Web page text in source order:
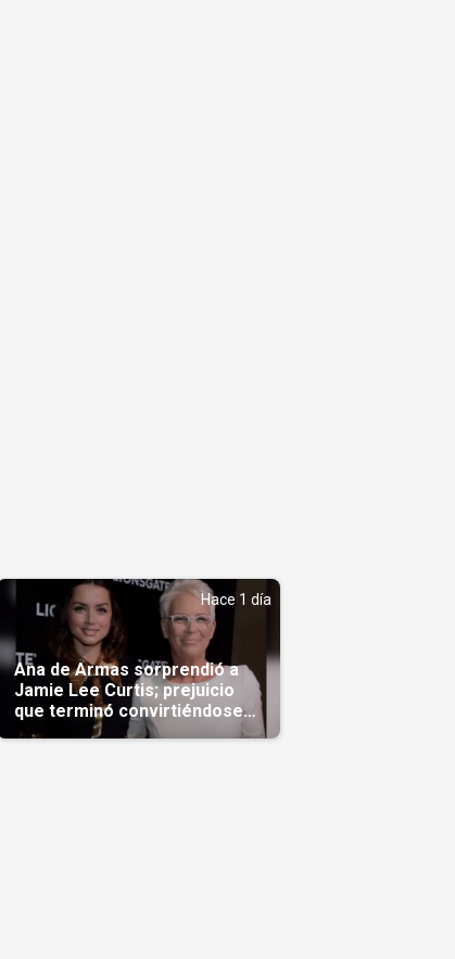
Hace 1 día
Ana de Armas sorprendió a
Jamie Lee Curtis; prejuicio
que terminó convirtiéndose
en admiración en Hollywood